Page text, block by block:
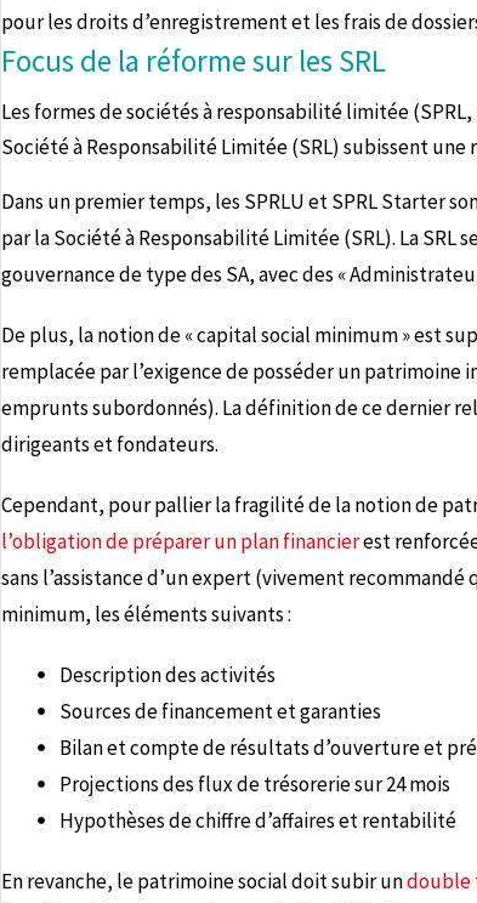
pour les droits d’enregistrement et les frais de
Focus de la réforme sur les SRL
Les formes de sociétés à responsabilité limitée (SPRL,
Société à Responsabilité Limitée (SRL) subissent une
Dans un premier temps, les SPRLU et SPRL Starter
par la Société à Responsabilité Limitée (SRL). La SRL
gouvernance de type des SA, avec des «
De plus, la notion de « capital social minimum » est
remplacée par l’exigence de posséder un patrimoine
emprunts subordonnés). La définition de ce dernier
dirigeants et fondateurs.
Cependant, pour pallier la fragilité de la notion de
l’obligation de préparer un plan financierest
sans l’assistance d’un expert (vivement
minimum, les éléments suivants :
Description des activités
Sources de financement et garanties
Bilan et compte de résultats d’ouverture et
Projections des flux de trésorerie sur 24 mois
Hypothèses de chiffre d’affaires et rentabilité
En revanche, le patrimoine social doit subir undouble